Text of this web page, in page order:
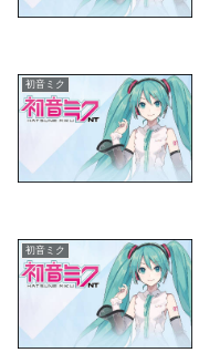
初音ミク
初音ミク